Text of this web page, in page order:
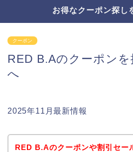
お得なクーポン探し
クーポン
RED B.Aのクーポン
へ
2025年11月最新情報
RED B.Aのクーポンや割引セー